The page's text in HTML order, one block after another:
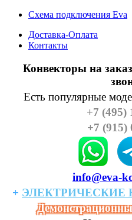
Схема подключения Eva
Доставка-Оплата
Контакты
Конвекторы на
Есть популярные
+7 (495)
+7 (915)
info@eva-
+ ЭЛЕКТРИЧЕСКИЕ